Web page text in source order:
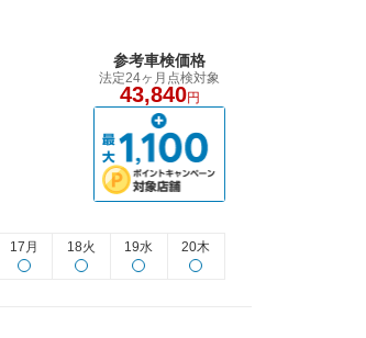
参考車検価格
法定24ヶ月点検対象
43,840円
17月 18火 19水 20木